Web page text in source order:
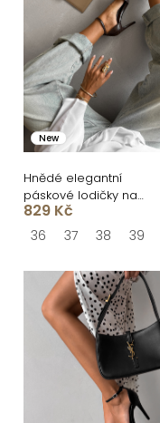
o
d
u
k
t
ů
s
p
r
o
d
u
k
ů
New
Hnědé elegantní
páskové lodičky na
podpatku KIVOR
829 Kč
36 37 38 39